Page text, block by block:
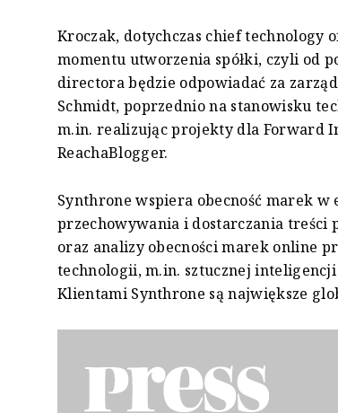
Kroczak, dotychczas chief technology
momentu utworzenia spółki, czyli od
directora będzie odpowiadać za
Schmidt, poprzednio na stanowisku
m.in. realizując projekty dla Forward
ReachaBlogger.
Synthrone wspiera obecność marek
przechowywania i dostarczania
oraz analizy obecności marek online
technologii, m.in. sztucznej inteligencji
Klientami Synthrone są największe